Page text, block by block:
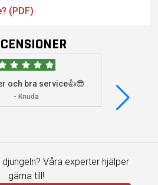
(PDF)
och bra service👍😎
- Knuda
Våra experter hjälper
gärna till!